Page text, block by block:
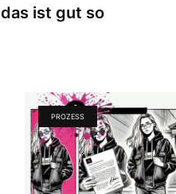
das ist gut so
PROZESS